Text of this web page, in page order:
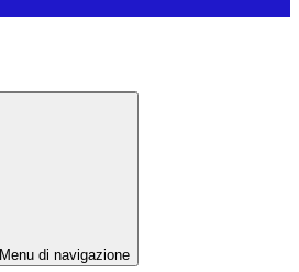
Menu di navigazione